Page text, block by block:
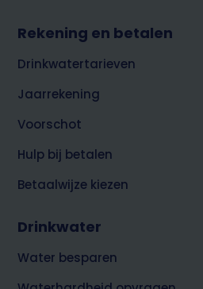
Rekening en betalen
Drinkwatertarieven
Jaarrekening
Voorschot
Hulp bij betalen
Betaalwijze kiezen
Drinkwater
Water besparen